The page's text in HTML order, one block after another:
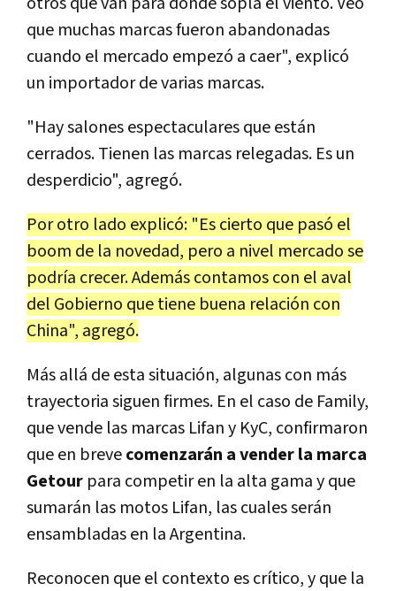
que muchas marcas fueron abandonadas
cuando el mercado empezó a caer", explicó
un importador de varias marcas.
"Hay salones espectaculares que están
cerrados. Tienen las marcas relegadas. Es un
desperdicio", agregó.
Por otro lado explicó: "Es cierto que pasó el
boom de la novedad, pero a nivel mercado se
podría crecer. Además contamos con el aval
del Gobierno que tiene buena relación con
China", agregó.
Más allá de esta situación, algunas con más
trayectoria siguen firmes. En el caso de Family,
que vende las marcas Lifan y KyC, confirmaron
que en brevecomenzarán a vender la marca
Getour para competir en la alta gama y que
sumarán las motos Lifan, las cuales serán
ensambladas en la Argentina.
Reconocen que el contexto es crítico, y que la